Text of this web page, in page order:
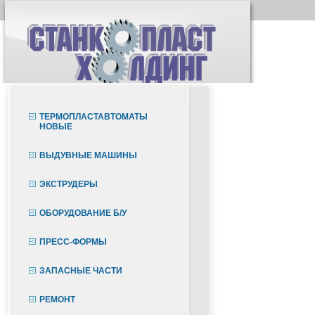
ТЕРМОПЛАСТАВТОМАТЫ
НОВЫЕ
ВЫДУВНЫЕ МАШИНЫ
ЭКСТРУДЕРЫ
ОБОРУДОВАНИЕ Б/У
ПРЕСС-ФОРМЫ
ЗАПАСНЫЕ ЧАСТИ
РЕМОНТ